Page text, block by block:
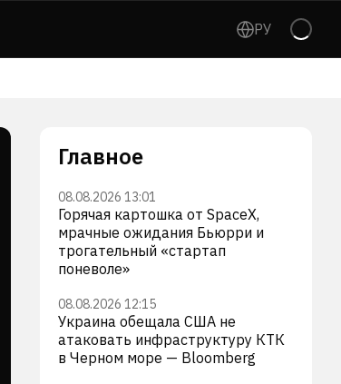
РУ
Главное
08.08.2026 13:01
Горячая картошка от SpaceX,
мрачные ожидания Бьюрри и
трогательный «стартап
поневоле»
08.08.2026 12:15
Украина обещала США не
атаковать инфраструктуру КТК
в Черном море — Bloomberg